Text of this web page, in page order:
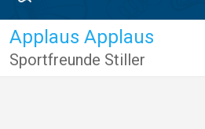
Applaus Applaus
Sportfreunde Stiller